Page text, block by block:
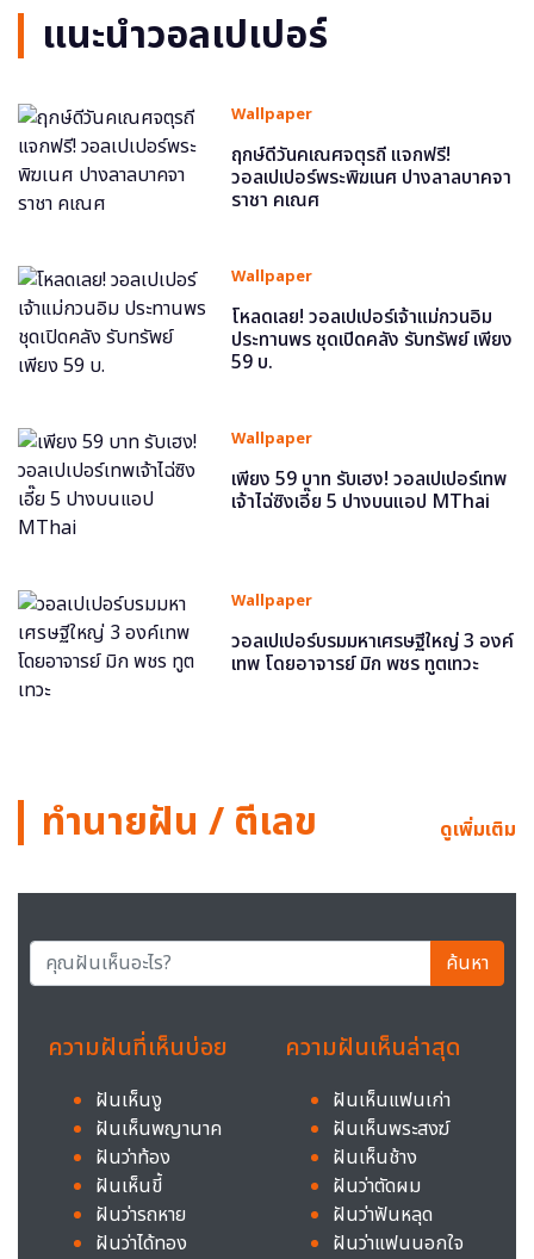
แนะนำวอลเปเปอร์
Wallpaper
ฤกษ์ดีวันคเณศจตุรถี แจกฟรี!
วอลเปเปอร์พระพิฆเนศ ปางลาลบาคจา
ราชา คเณศ
Wallpaper
โหลดเลย! วอลเปเปอร์เจ้าแม่กวนอิม
ประทานพร ชุดเปิดคลัง รับทรัพย์ เพียง
59 บ.
Wallpaper
เพียง 59 บาท รับเฮง! วอลเปเปอร์เทพ
เจ้าไฉ่ซิงเอี๊ย 5 ปางบนแอป MThai
Wallpaper
วอลเปเปอร์บรมมหาเศรษฐีใหญ่ 3 องค์
เทพ โดยอาจารย์ มิก พชร ทูตเทวะ
ทำนายฝัน / ตีเลข ดูเพิ่มเติม
ค้นหา
ความฝันที่เห็นบ่อย
ฝันเห็นงู
ฝันเห็นพญานาค
ฝันว่าท้อง
ฝันเห็นขี้
ฝันว่ารถหาย
ฝันว่าได้ทอง
ความฝันเห็นล่าสุด
ฝันเห็นแฟนเก่า
ฝันเห็นพระสงฆ์
ฝันเห็นช้าง
ฝันว่าตัดผม
ฝันว่าฟันหลุด
ฝันว่าแฟนนอกใจ